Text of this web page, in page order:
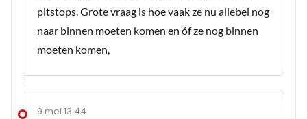
pitstops. Grote vraag is hoe vaak ze nu allebei nog
naar binnen moeten komen en óf ze nog binnen
moeten komen,
9 mei 13:44